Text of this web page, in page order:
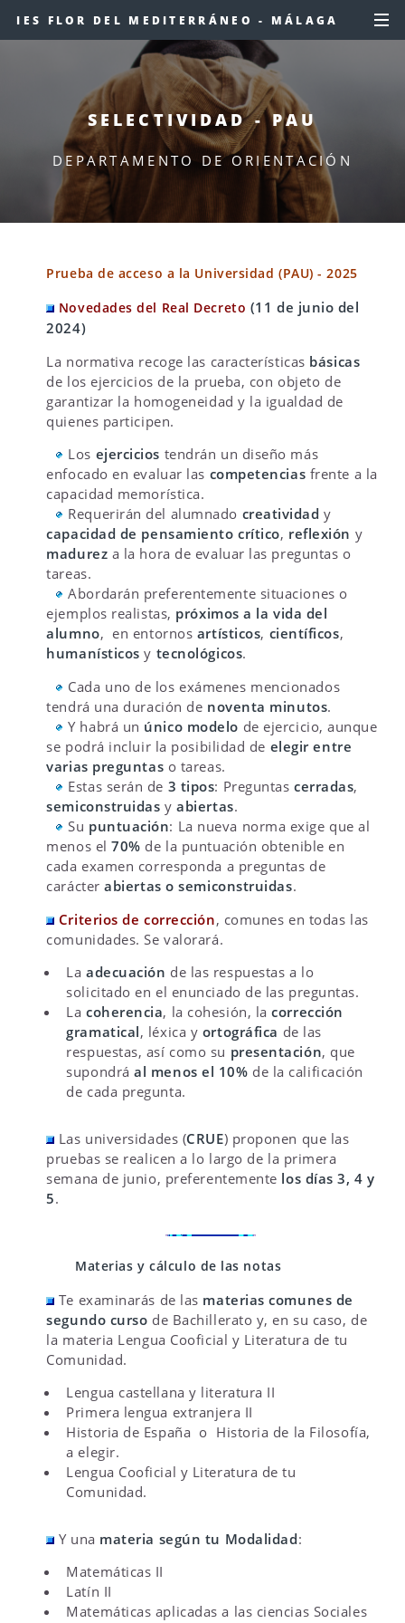
IES FLOR DEL MEDITERRÁNEO - MÁLAGA
SELECTIVIDAD - PAU
DEPARTAMENTO DE ORIENTACIÓN
Prueba de acceso a la Universidad (PAU) - 2025
Novedades del Real Decreto (11 de junio del
2024)
La normativa recoge las características básicas
de los ejercicios de la prueba, con objeto de
garantizar la homogeneidad y la igualdad de
quienes participen.
Los ejercicios tendrán un diseño más
enfocado en evaluar las competencias frente a la
capacidad memorística.
Requerirán del alumnado creatividady
capacidad de pensamiento crítico, reflexión y
madurez a la hora de evaluar las preguntas o
tareas.
Abordarán preferentemente situaciones o
ejemplos realistas, próximos a la vida del
alumno, en entornos artísticos, científicos,
humanísticosy tecnológicos.
Cada uno de los exámenes mencionados
tendrá una duración de noventa minutos.
Y habrá un único modelo de ejercicio, aunque
se podrá incluir la posibilidad de elegir entre
varias preguntas o tareas.
Estas serán de 3 tipos: Preguntascerradas,
semiconstruidasyabiertas.
Su puntuación: La nueva norma exige que al
menos el70% de la puntuación obtenible en
cada examen corresponda a preguntas de
carácterabiertas o semiconstruidas.
Criterios de corrección, comunes en todas las
comunidades. Se valorará.
La adecuación de las respuestas a lo
solicitado en el enunciado de las preguntas.
La coherencia, la cohesión, lacorrección
gramatical, léxica y ortográfica de las
respuestas, así como su presentación, que
supondráal menos el 10% de la calificación
de cada pregunta.
Las universidades (CRUE) proponen que las
pruebas se realicen a lo largo de la primera
semana de junio, preferentemente los días 3, 4 y
5.
Materias y cálculo de las notas
Te examinarás de las materias comunes de
segundo curso de Bachillerato y, en su caso, de
la materia Lengua Cooficial y Literatura de tu
Comunidad.
Lengua castellana y literatura II
Primera lengua extranjera II
Historia de España o Historia de la Filosofía,
a elegir.
Lengua Cooficial y Literatura de tu
Comunidad.
Y una materia según tu Modalidad:
Matemáticas II
Latín II
Matemáticas aplicadas a las ciencias Sociales